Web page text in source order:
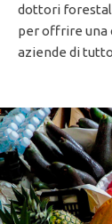
dottori
per offrire una
aziende di